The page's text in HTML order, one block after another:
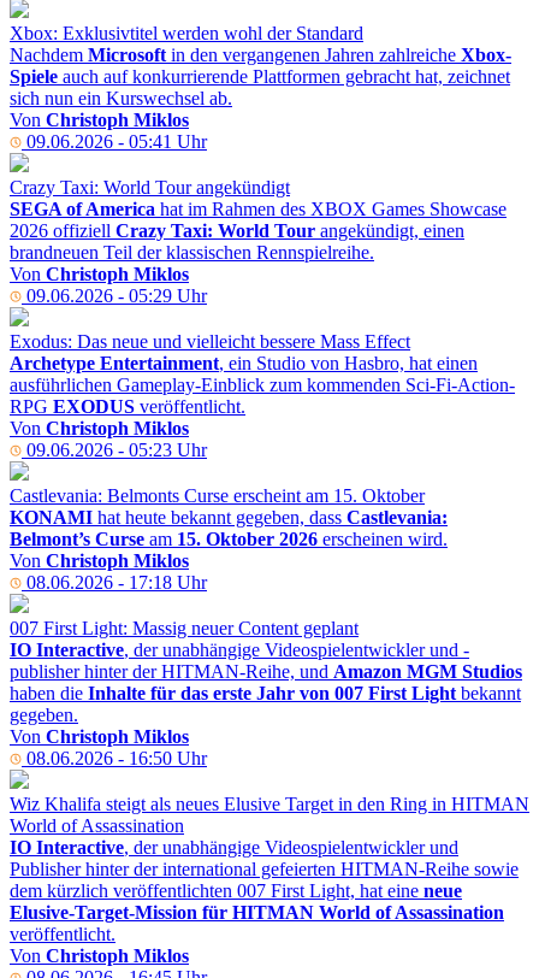
Xbox: Exklusivtitel werden wohl der Standard
Nachdem Microsoft in den vergangenen Jahren zahlreiche Xbox-
Spiele auch auf konkurrierende Plattformen gebracht hat, zeichnet
sich nun ein Kurswechsel ab.
Von Christoph Miklos
09.06.2026 - 05:41 Uhr
Crazy Taxi: World Tour angekündigt
SEGA of America hat im Rahmen des XBOX Games Showcase
2026 offiziell Crazy Taxi: World Tour angekündigt, einen
brandneuen Teil der klassischen Rennspielreihe.
Von Christoph Miklos
09.06.2026 - 05:29 Uhr
Exodus: Das neue und vielleicht bessere Mass Effect
Archetype Entertainment, ein Studio von Hasbro, hat einen
ausführlichen Gameplay-Einblick zum kommenden Sci-Fi-Action-
RPG EXODUS veröffentlicht.
Von Christoph Miklos
09.06.2026 - 05:23 Uhr
Castlevania: Belmonts Curse erscheint am 15. Oktober
KONAMI hat heute bekannt gegeben, dass Castlevania:
Belmont’s Curse am 15. Oktober 2026 erscheinen wird.
Von Christoph Miklos
08.06.2026 - 17:18 Uhr
007 First Light: Massig neuer Content geplant
IO Interactive, der unabhängige Videospielentwickler und -
publisher hinter der HITMAN-Reihe, und Amazon MGM Studios
haben die Inhalte für das erste Jahr von 007 First Light bekannt
gegeben.
Von Christoph Miklos
08.06.2026 - 16:50 Uhr
Wiz Khalifa steigt als neues Elusive Target in den Ring in HITMAN
World of Assassination
IO Interactive, der unabhängige Videospielentwickler und
Publisher hinter der international gefeierten HITMAN-Reihe sowie
dem kürzlich veröffentlichten 007 First Light, hat eine neue
Elusive-Target-Mission für HITMAN World of Assassination
veröffentlicht.
Von Christoph Miklos